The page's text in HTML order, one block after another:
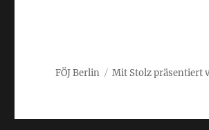
FÖJ Berlin Mit Stolz präsentiert